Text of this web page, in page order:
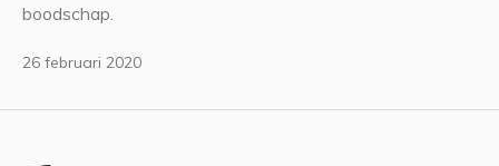
boodschap.
26 februari 2020